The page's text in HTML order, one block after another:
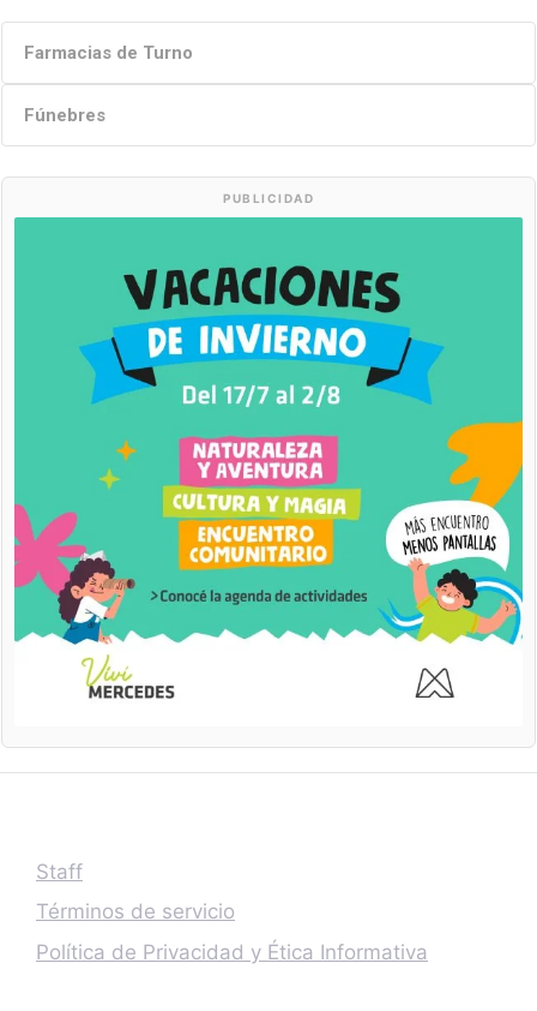
Farmacias de Turno
Fúnebres
PUBLICIDAD
Staff
Términos de servicio
Política de Privacidad y Ética Informativa